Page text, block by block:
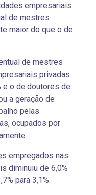
empresariais
de mestres
maior do que o de
de mestres
privadas
e o de doutores de
a geração de
pelas
ocupados por
empregados nas
diminuiu de 6,0%
para 3,1%.